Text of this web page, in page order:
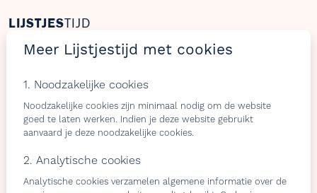
LIJSTJESTIJD
Welkom op Lijstjestijd, hét online platform om
webshop.
Verlangslijstjes maken
Wat is de L-club
Meer Lijstjestijd met cookies
1. Noodzakelijke cookies
Noodzakelijke cookies zijn minimaal nodig om de website
goed te laten werken. Indien je deze website gebruikt
aanvaard je deze noodzakelijke cookies.
2. Analytische cookies
Analytische cookies verzamelen algemene informatie over de